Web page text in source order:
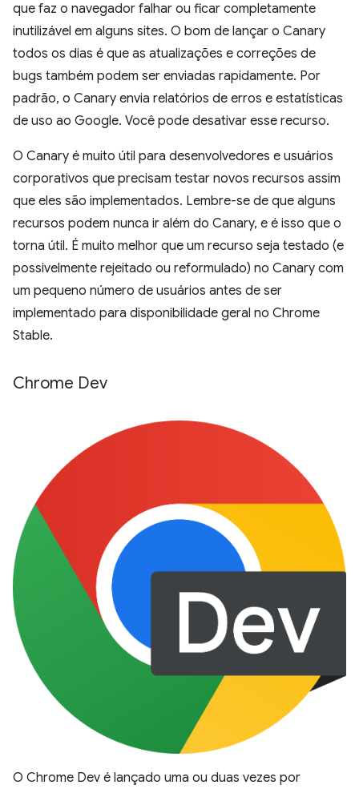
que faz o navegador falhar ou ficar completamente
inutilizável em alguns sites. O bom de lançar o Canary
todos os dias é que as atualizações e correções de
bugs também podem ser enviadas rapidamente. Por
padrão, o Canary envia relatórios de erros e estatísticas
de uso ao Google. Você pode desativar esse recurso.
O Canary é muito útil para desenvolvedores e usuários
corporativos que precisam testar novos recursos assim
que eles são implementados. Lembre-se de que alguns
recursos podem nunca ir além do Canary, e é isso que o
torna útil. É muito melhor que um recurso seja testado (e
possivelmente rejeitado ou reformulado) no Canary com
um pequeno número de usuários antes de ser
implementado para disponibilidade geral no Chrome
Stable.
Chrome Dev
O Chrome Dev é lançado uma ou duas vezes por